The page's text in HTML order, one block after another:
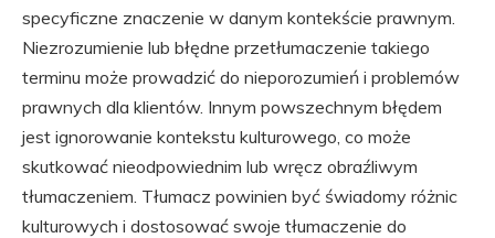
specyficzne znaczenie w danym kontekście prawnym.
Niezrozumienie lub błędne przetłumaczenie takiego
terminu może prowadzić do nieporozumień i problemów
prawnych dla klientów. Innym powszechnym błędem
jest ignorowanie kontekstu kulturowego, co może
skutkować nieodpowiednim lub wręcz obraźliwym
tłumaczeniem. Tłumacz powinien być świadomy różnic
kulturowych i dostosować swoje tłumaczenie do